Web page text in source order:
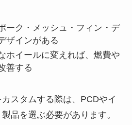
ーク・メッシュ・フィン・デ
ザインがある
ホイールに変えれば、燃費や
善する
スタムする際は、PCDやイ
品を選ぶ必要があります。